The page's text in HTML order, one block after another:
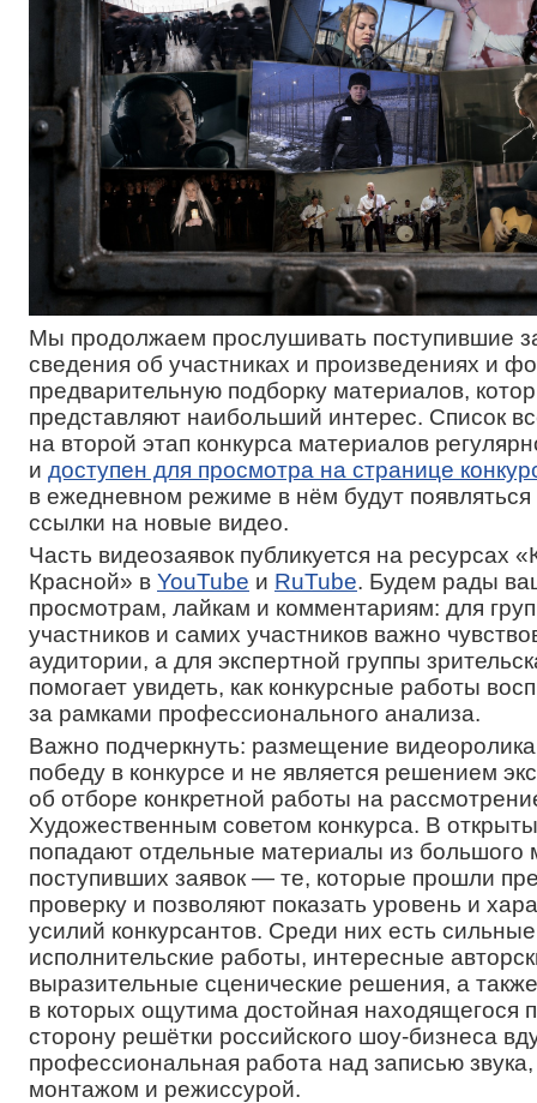
Мы продолжаем прослушивать поступившие
сведения об участниках и произведениях и
предварительную подборку материалов,
представляют наибольший интерес. Список
на второй этап конкурса материалов
и доступен для просмотра на странице
в ежедневном режиме в нём будут
ссылки на новые видео.
Часть видеозаявок публикуется на ресурсах
Красной» в YouTube и RuTube. Будем рады
просмотрам, лайкам и комментариям: для
участников и самих участников важно
аудитории, а для экспертной группы
помогает увидеть, как конкурсные работы
за рамками профессионального анализа.
Важно подчеркнуть: размещение
победу в конкурсе и не является решением
об отборе конкретной работы на
Художественным советом конкурса. В
попадают отдельные материалы из большого
поступивших заявок — те, которые прошли
проверку и позволяют показать уровень и
усилий конкурсантов. Среди них есть сильные
исполнительские работы, интересные
выразительные сценические решения, а
в которых ощутима достойная находящегося
сторону решётки российского шоу-бизнеса
профессиональная работа над записью
монтажом и режиссурой.